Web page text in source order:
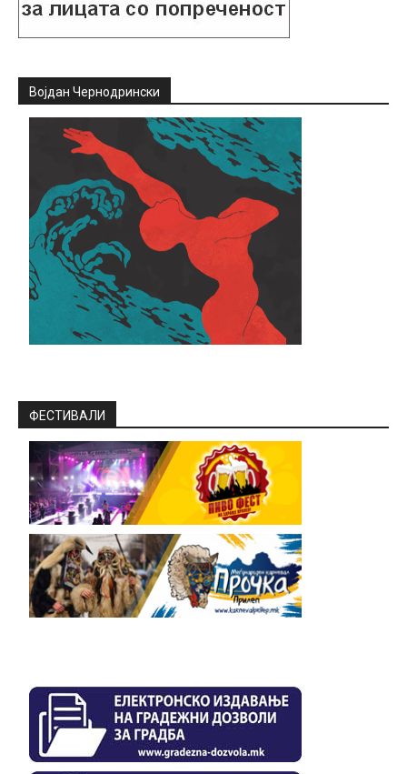
Војдан Чернодрински
ФЕСТИВАЛИ